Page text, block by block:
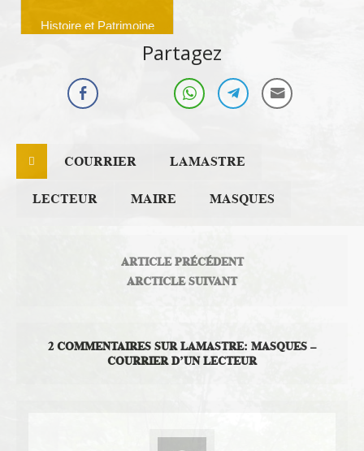
Histoire et Patrimoine
Partagez
COURRIER LAMASTRE
LECTEUR MAIRE MASQUES
ARTICLE PRÉCÉDENT
ARCTICLE SUIVANT
2 COMMENTAIRES SUR LAMASTRE: MASQUES –
COURRIER D’UN LECTEUR